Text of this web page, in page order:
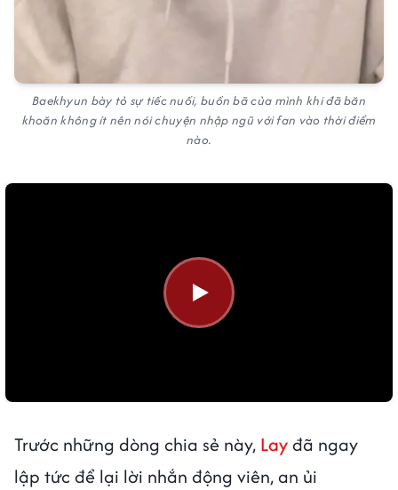
Baekhyun bày tỏ sự tiếc nuối, buồn bã của mình khi đã băn
khoăn không ít nên nói chuyện nhập ngũ với fan vào thời điểm
nào.
Trước những dòng chia sẻ này, Layđã ngay
lập tức để lại lời nhắn động viên, an ủi